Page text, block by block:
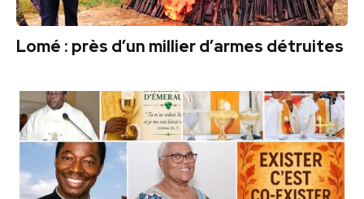
Lomé : près d’un millier d’armes détruites